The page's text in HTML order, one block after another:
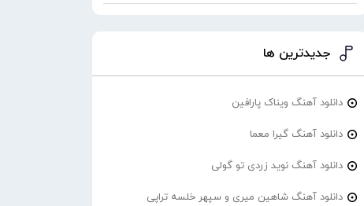
جدیدترین ها
دانلود آهنگ ویناک پارافین
دانلود آهنگ گیرا معما
دانلود آهنگ نوید زردی تو گولی
دانلود آهنگ شاهین میری و سپهر خلسه تراپی